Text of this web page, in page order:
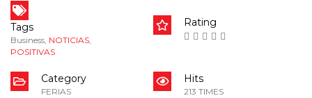
Tags
Business, NOTICIAS,
POSITIVAS
Rating
Category
FERIAS
Hits
213 TIMES